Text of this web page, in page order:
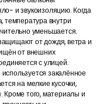
и звукоизоляцию. Когда
температура внутри
уменьшается.
от дождя, ветра и
от внешних
с улицей.
закалённое
на мелкие кусочки,
Кроме того, материалы и